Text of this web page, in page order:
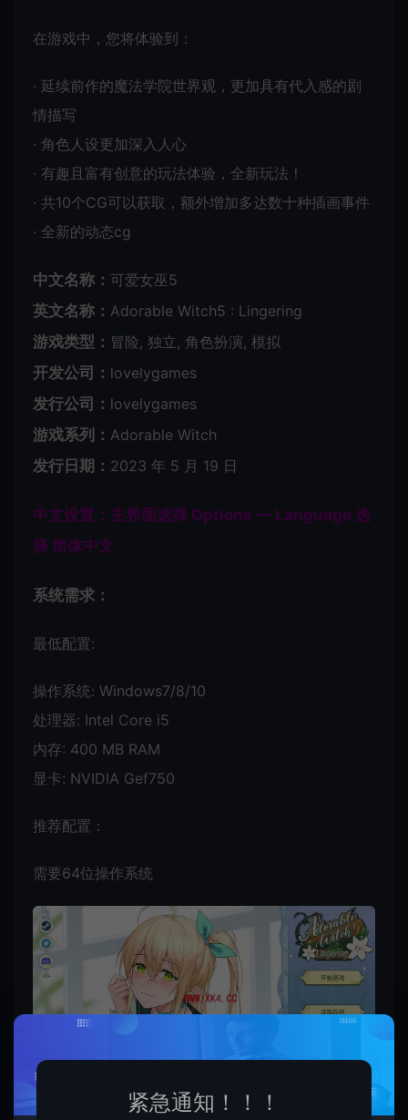
在游戏中，您将体验到：
· 延续前作的魔法学院世界观，更加具有代入感的剧
情描写
· 角色人设更加深入人心
· 有趣且富有创意的玩法体验，全新玩法！
· 共10个CG可以获取，额外增加多达数十种插画事件
· 全新的动态cg
中文名称： 可爱女巫5
英文名称： Adorable Witch5 : Lingering
游戏类型： 冒险, 独立, 角色扮演, 模拟
开发公司： lovelygames
发行公司： lovelygames
游戏系列： Adorable Witch
发行日期： 2023 年 5 月 19 日
中文设置：主界面选择 Options — Language 选
择 简体中文
系统需求：
最低配置:
操作系统: Windows7/8/10
处理器: Intel Core i5
内存: 400 MB RAM
显卡: NVIDIA Gef750
推荐配置：
需要64位操作系统
紧急通知！！！